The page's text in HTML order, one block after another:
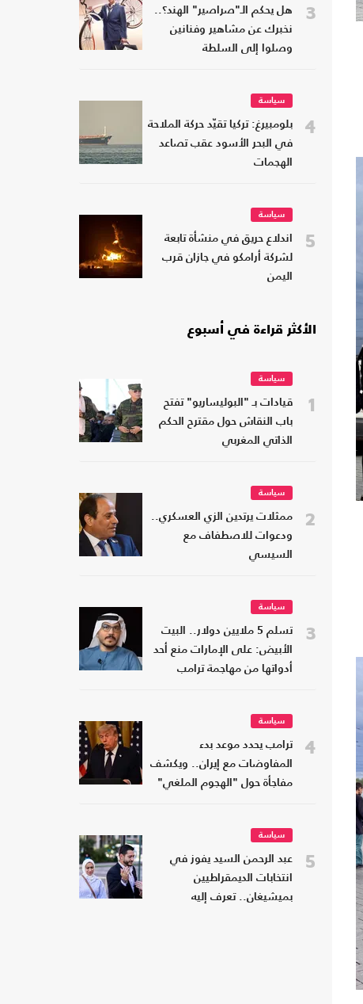
3
هل يحكم الـ"صراصير" الهند؟..
نخبرك عن مشاهير وفنانين
وصلوا إلى السلطة
4
سياسة
بلومبيرغ: تركيا تقيّد حركة الملاحة
في البحر الأسود عقب تصاعد
الهجمات
5
سياسة
اندلاع حريق في منشأة تابعة
لشركة أرامكو في جازان قرب
اليمن
الأكثر قراءة في أسبوع
1
سياسة
قيادات بـ "البوليساريو" تفتح
باب النقاش حول مقترح الحكم
الذاتي المغربي
2
سياسة
ممثلات يرتدين الزي العسكري..
ودعوات للاصطفاف مع
السيسي
3
سياسة
تسلم 5 ملايين دولار.. البيت
الأبيض: على الإمارات منع أحد
أدواتها من مهاجمة ترامب
4
سياسة
ترامب يحدد موعد بدء
المفاوضات مع إيران.. ويكشف
مفاجأة حول "الهجوم الملغي"
5
سياسة
عبد الرحمن السيد يفوز في
انتخابات الديمقراطيين
بميشيغان.. تعرف إليه